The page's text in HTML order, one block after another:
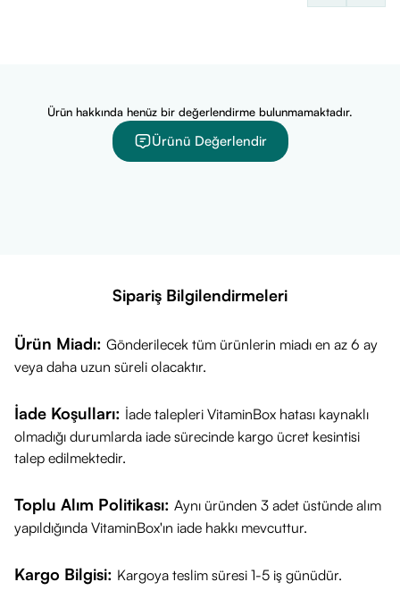
Ürün hakkında henüz bir değerlendirme bulunmamaktadır.
Ürünü Değerlendir
Sipariş Bilgilendirmeleri
Ürün Miadı: Gönderilecek tüm ürünlerin miadı en az 6 ay
veya daha uzun süreli olacaktır.
İade Koşulları: İade talepleri VitaminBox hatası kaynaklı
olmadığı durumlarda iade sürecinde kargo ücret kesintisi
talep edilmektedir.
Toplu Alım Politikası: Aynı üründen 3 adet üstünde alım
yapıldığında VitaminBox'ın iade hakkı mevcuttur.
Kargo Bilgisi: Kargoya teslim süresi 1-5 iş günüdür.